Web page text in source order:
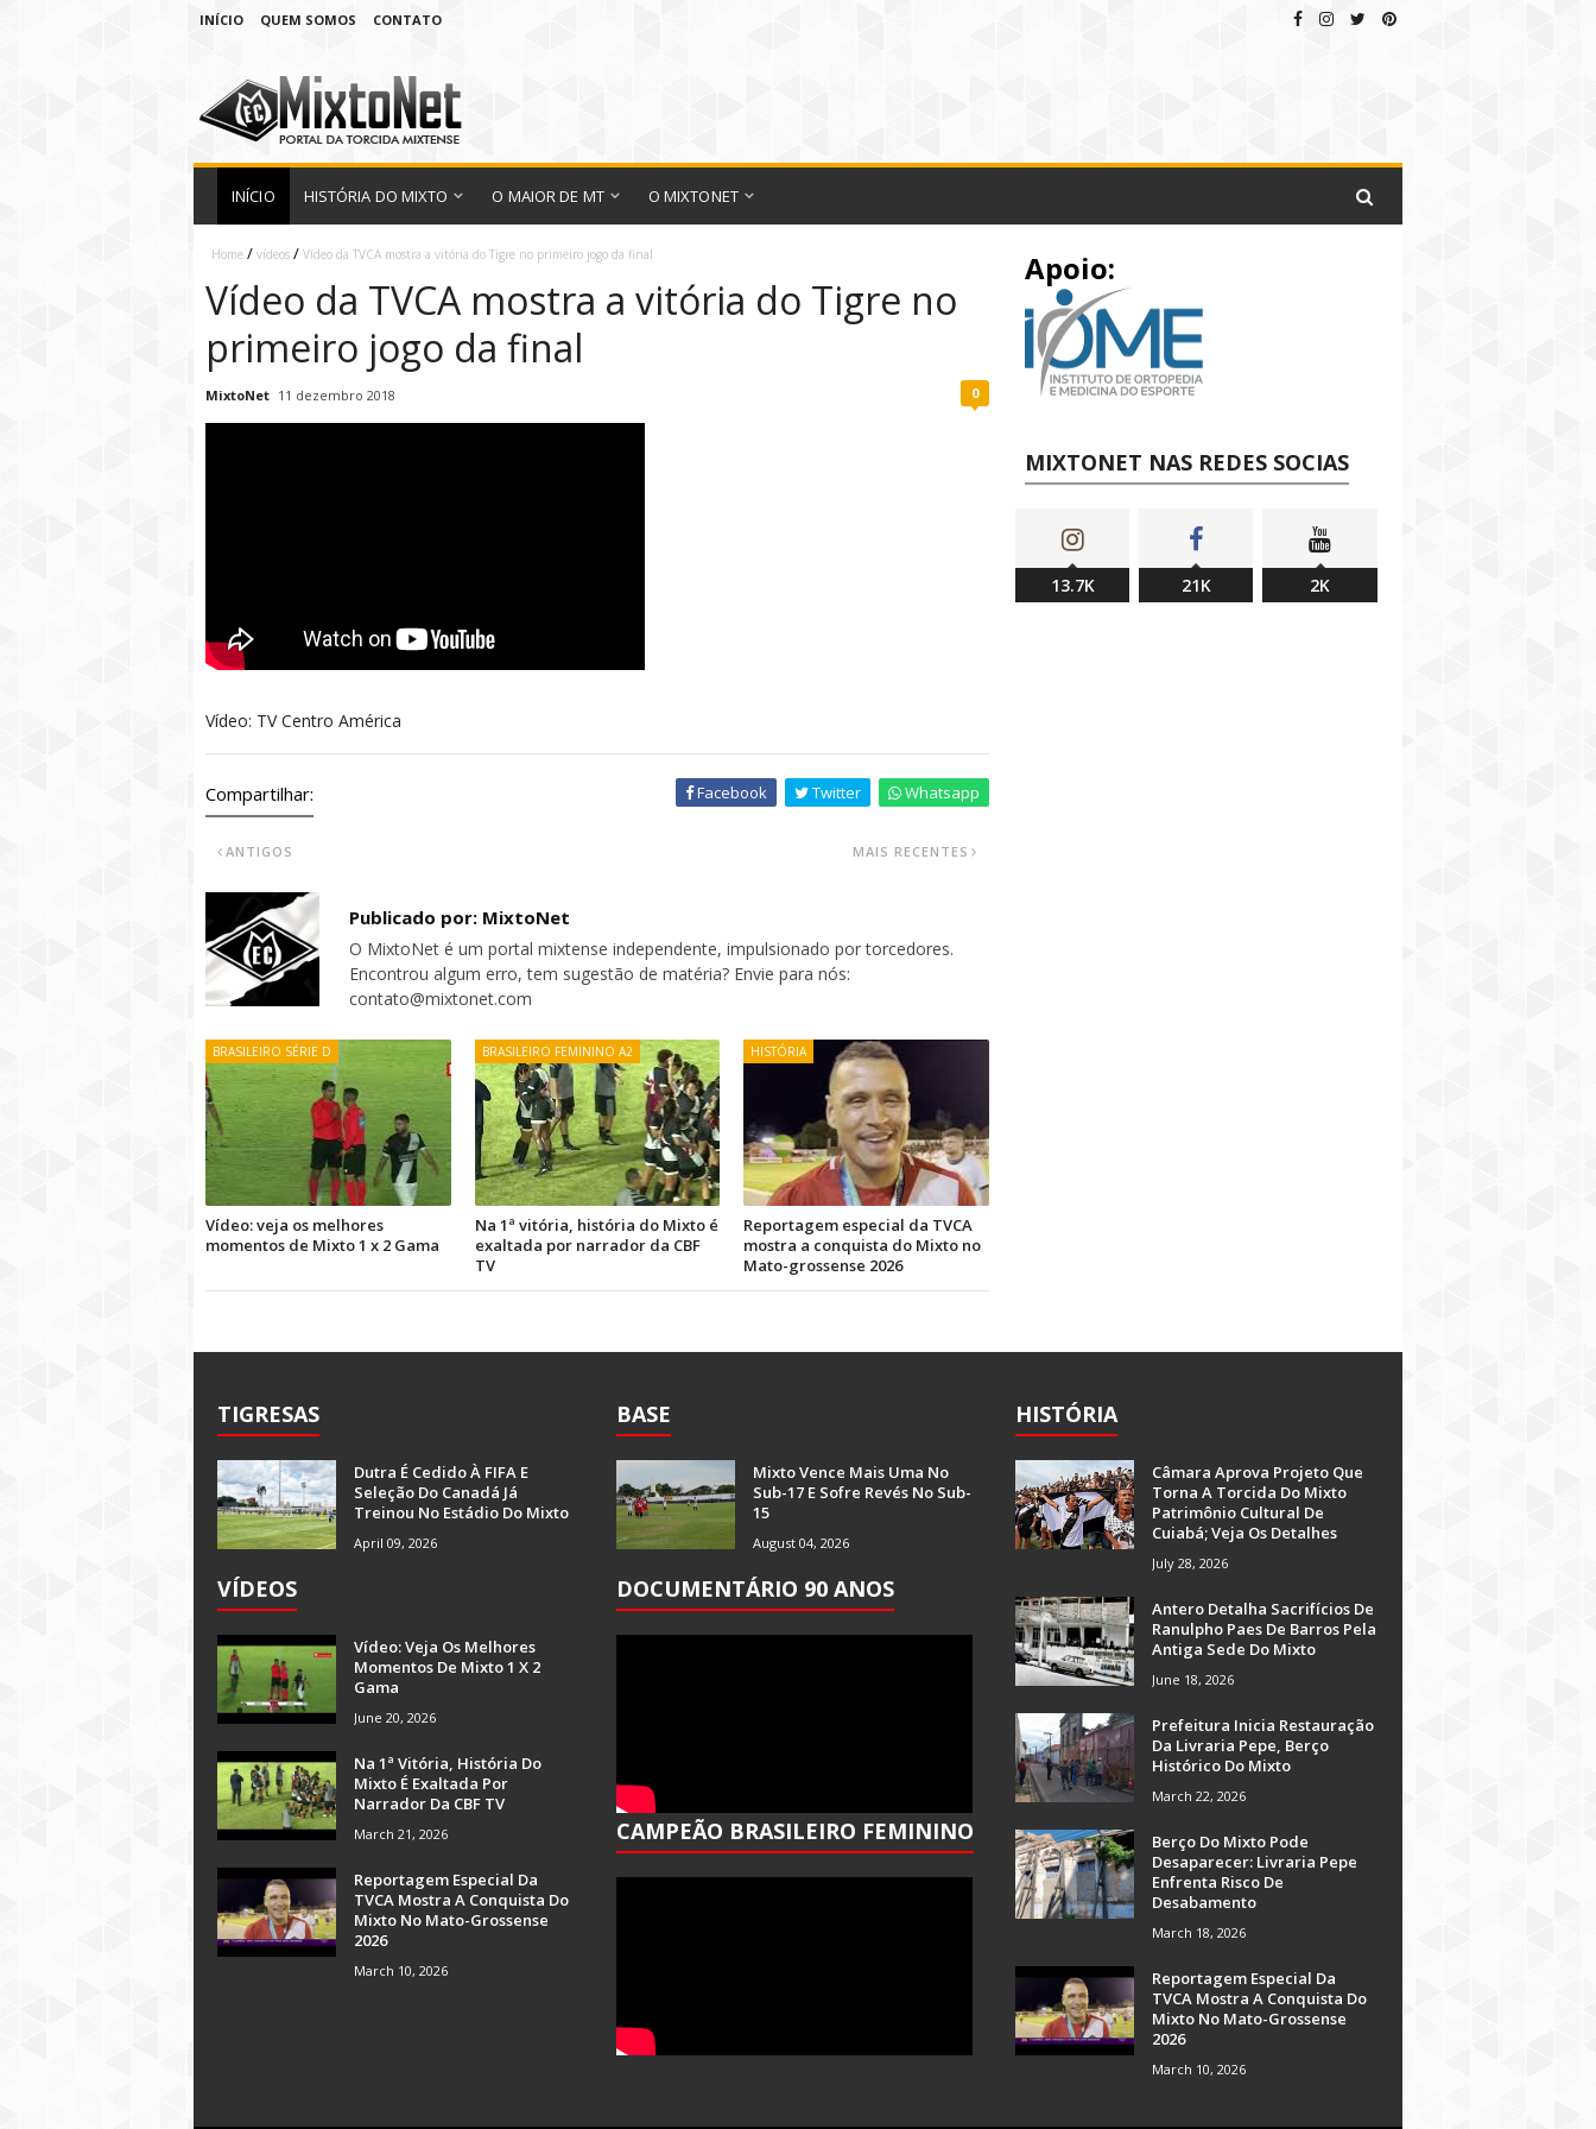
INÍCIO QUEM SOMOS CONTATO
INÍCIO HISTÓRIA DO MIXTO O MAIOR DE MT O MIXTONET
Home / vídeos / Vídeo da TVCA mostra a vitória do Tigre no primeiro jogo da final
Vídeo da TVCA mostra a vitória do Tigre no
primeiro jogo da final
MixtoNet 11 dezembro 2018 0
Vídeo: TV Centro América
Compartilhar: Facebook Twitter Whatsapp
MAIS RECENTES
ANTIGOS
Publicado por: MixtoNet
O MixtoNet é um portal mixtense independente, impulsionado por torcedores.
Encontrou algum erro, tem sugestão de matéria? Envie para nós:
contato@mixtonet.com
BRASILEIRO SÉRIE D
Vídeo: veja os melhores
momentos de Mixto 1 x 2 Gama
BRASILEIRO FEMININO A2
Na 1ª vitória, história do Mixto é
exaltada por narrador da CBF
TV
HISTÓRIA
Reportagem especial da TVCA
mostra a conquista do Mixto no
Mato-grossense 2026
Apoio:
MIXTONET NAS REDES SOCIAS
13.7K 21K 2K
TIGRESAS
Dutra É Cedido À FIFA E
Seleção Do Canadá Já
Treinou No Estádio Do Mixto
April 09, 2026
VÍDEOS
Vídeo: Veja Os Melhores
Momentos De Mixto 1 X 2
Gama
June 20, 2026
Na 1ª Vitória, História Do
Mixto É Exaltada Por
Narrador Da CBF TV
March 21, 2026
Reportagem Especial Da
TVCA Mostra A Conquista Do
Mixto No Mato-Grossense
2026
March 10, 2026
BASE
Mixto Vence Mais Uma No
Sub-17 E Sofre Revés No Sub-
15
August 04, 2026
DOCUMENTÁRIO 90 ANOS
CAMPEÃO BRASILEIRO FEMININO
HISTÓRIA
Câmara Aprova Projeto Que
Torna A Torcida Do Mixto
Patrimônio Cultural De
Cuiabá; Veja Os Detalhes
July 28, 2026
Antero Detalha Sacrifícios De
Ranulpho Paes De Barros Pela
Antiga Sede Do Mixto
June 18, 2026
Prefeitura Inicia Restauração
Da Livraria Pepe, Berço
Histórico Do Mixto
March 22, 2026
Berço Do Mixto Pode
Desaparecer: Livraria Pepe
Enfrenta Risco De
Desabamento
March 18, 2026
Reportagem Especial Da
TVCA Mostra A Conquista Do
Mixto No Mato-Grossense
2026
March 10, 2026